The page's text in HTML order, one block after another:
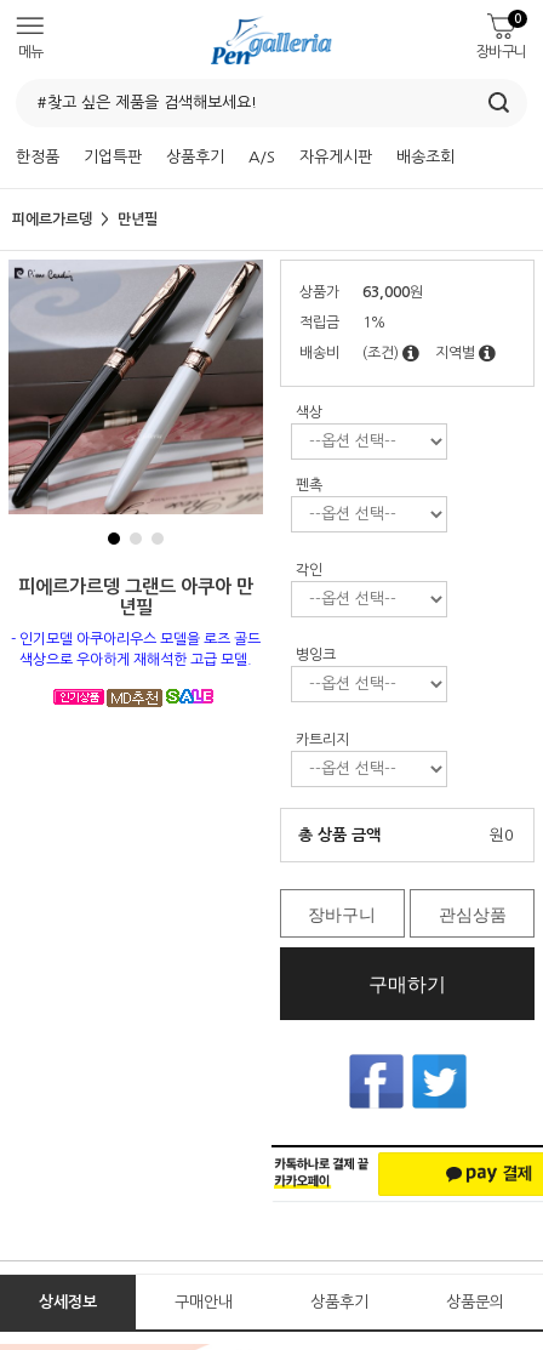
메뉴 장바구니
0
한정품 기업특판 상품후기 A/S 자유게시판 배송조회
피에르가르뎅 만년필
피에르가르뎅 그랜드 아쿠아 만
년필
- 인기모델 아쿠아리우스 모델을 로즈 골드
색상으로 우아하게 재해석한 고급 모델.
상품가 63,000원
적립금 1%
배송비 (조건) 지역별
색상
펜촉
각인
병잉크
카트리지
총 상품 금액 0
원
관심상품
장바구니
구매하기
상세정보 구매안내 상품후기 상품문의